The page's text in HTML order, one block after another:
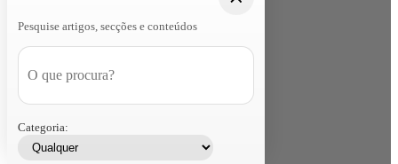
Pesquise artigos, secções e conteúdos
Categoria: